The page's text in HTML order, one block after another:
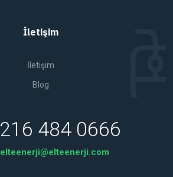
İletişim
İletişim
Blog
216 484 0666
elteenerji@elteenerji.com